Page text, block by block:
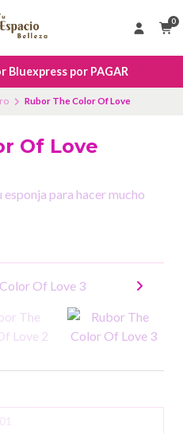
0
Bluexpress por PAGAR
Rubor The Color Of Love
Of Love
para hacer mucho
01